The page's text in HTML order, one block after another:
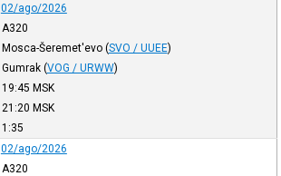
02/ago/2026
A320
Mosca-Šeremet'evo (SVO / UUEE)
Gumrak (VOG / URWW)
19:45 MSK
21:20 MSK
1:35
02/ago/2026
A320